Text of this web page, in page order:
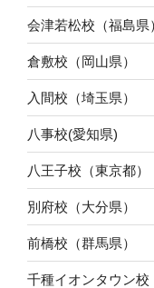
会津若松校（福島県
倉敷校（岡山県）
入間校（埼玉県）
八事校(愛知県)
八王子校（東京都）
別府校（大分県）
前橋校（群馬県）
千種イオンタウン校